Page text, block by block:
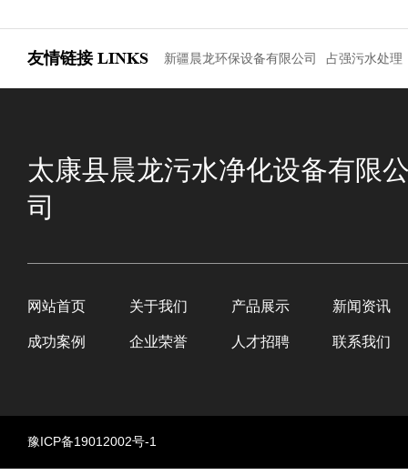
友情链接 LINKS 新疆晨龙环保设备有限公司 占强污水处理
太康县晨龙污水净化设备有限
司
网站首页 关于我们 产品展示 新闻资讯
成功案例 企业荣誉 人才招聘 联系我们
豫ICP备19012002号-1